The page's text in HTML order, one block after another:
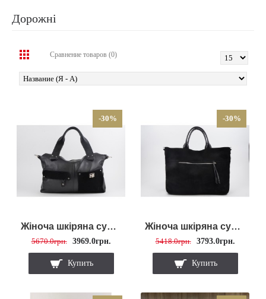
Дорожні
Сравнение товаров (0)
-30%
Жіноча шкіряна сумка 2058
5670.0грн. 3969.0грн.
Купить
-30%
Жіноча шкіряна сумка 1556
5418.0грн. 3793.0грн.
Купить